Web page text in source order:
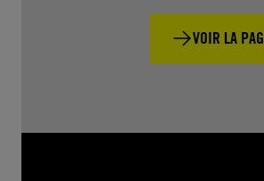
VOIR LA